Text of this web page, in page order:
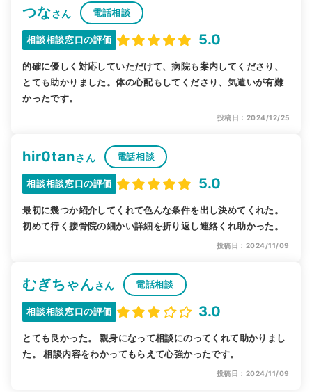
つなさん 電話相談
相談相談窓口の評価 5.0
的確に優しく対応していただけて、病院も案内してくださり、
とても助かりました。体の心配もしてくださり、気遣いが有難
かったです。
投稿日：2024/12/25
hir0tanさん 電話相談
相談相談窓口の評価 5.0
最初に幾つか紹介してくれて色んな条件を出し決めてくれた。
初めて行く接骨院の細かい詳細を折り返し連絡くれ助かった。
投稿日：2024/11/09
むぎちゃんさん 電話相談
相談相談窓口の評価 3.0
とても良かった。 親身になって相談にのってくれて助かりまし
た。 相談内容をわかってもらえて心強かったです。
投稿日：2024/11/09